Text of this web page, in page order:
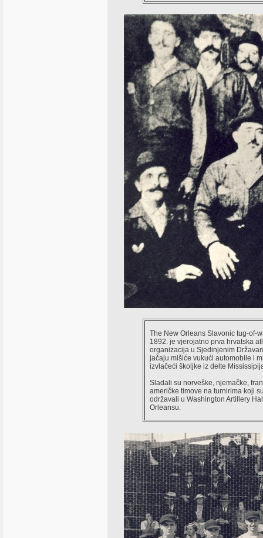
The New Orleans Slavonic tug-of-
1892. je vjerojatno prva hrvatska
organizacija u Sjedinjenim
jačaju mišiće vukući automobile i
izvlačeći školjke iz delte
Sladali su norveške, njemačke,
američke timove na turnirima koji
održavali u Washington Artillery
Orleansu.